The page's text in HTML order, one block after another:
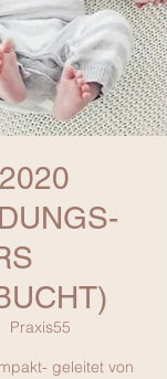
Praxis55
geleitet von